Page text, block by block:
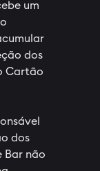
um
dos
Cartão
dos
Bar não